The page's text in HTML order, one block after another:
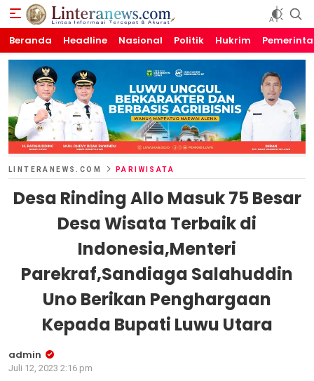
Linteranews.com
Lintas Informasi Tercepat dan Akurat
Beranda Headline Nasional Politik Hukrim
LINTERANEWS.COM PARIWISATA
Desa Rinding Allo Masuk 75 Besar
Desa Wisata Terbaik di
Indonesia,Menteri
Parekraf,Sandiaga Salahuddin
Uno Berikan Penghargaan
Kepada Bupati Luwu Utara
admin
Juli 12, 2023 2:16 pm